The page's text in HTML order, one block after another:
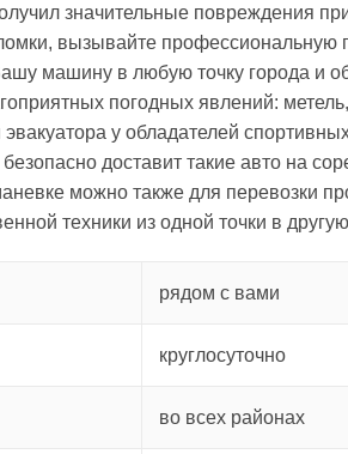
значительные повреждения
вызывайте профессиональную
машину в любую точку города и
погодных явлений:
у обладателей
доставит такие авто на
можно также для перевозки
техники из одной точки в
рядом с вами
круглосуточно
во всех районах